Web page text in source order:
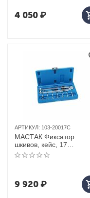
4 050₽
АРТИКУЛ: 103-20017C
МАСТАК Фиксатор
шкивов, кейс, 17
предметов
9 920₽